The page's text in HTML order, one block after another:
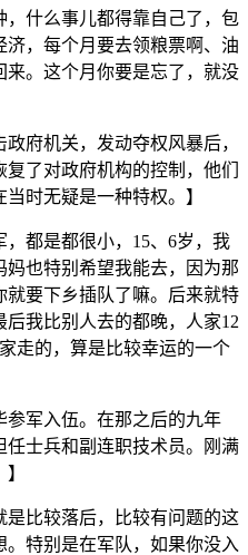
什么事儿都得靠自己了，包
，每个月要去领粮票啊、油
。这个月你要是忘了，就没
府机关，发动夺权风暴后，
了对政府机构的控制，他们
时无疑是一种特权。】
都是都很小，15、6岁，我
也特别希望我能去，因为那
要下乡插队了嘛。后来就特
我比别人去的都晚，人家12
走的，算是比较幸运的一个
参军入伍。在那之后的九年
士兵和副连职技术员。刚满
是比较落后，比较有问题的这
特别是在军队，如果你没入